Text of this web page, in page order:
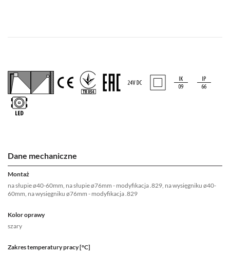
Dane mechaniczne
Montaż
na słupie ø40-60mm, na słupie ø76mm - modyfikacja .829, na wysięgniku ø40-
60mm, na wysięgniku ø76mm - modyfikacja .829
Kolor oprawy
szary
Zakres temperatury pracy [°C]